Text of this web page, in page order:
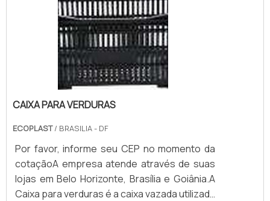
leis que tornam obrigatório o ato de informar
a destinação de madeiras, evitando assim,
que ocorram desperdícios durante a
utilização..
CAIXA PARA VERDURAS
ECOPLAST/ BRASILIA - DF
Por favor, informe seu CEP no momento da
cotaçãoA empresa atende através de suas
lojas em Belo Horizonte, Brasília e Goiânia.A
Caixa para verduras é a caixa vazada utilizada